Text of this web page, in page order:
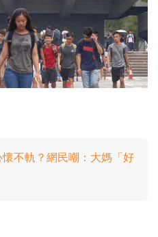
不軌？網民嘲：大媽「好